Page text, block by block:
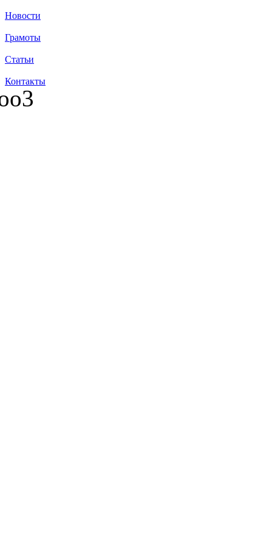
Новости
Грамоты
Статьи
Контакты